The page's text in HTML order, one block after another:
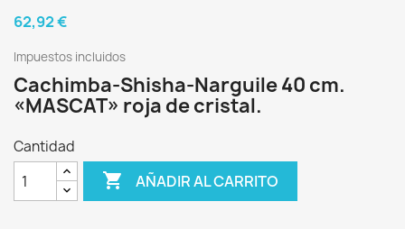
62,92 €
Impuestos incluidos
Cachimba-Shisha-Narguile 40 cm.
«MASCAT» roja de cristal.
Cantidad
 AÑADIR AL CARRITO